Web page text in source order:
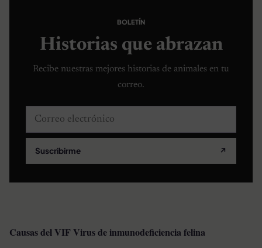
BOLETÍN
Historias que abrazan
Recibe nuestras mejores historias de animales en tu
correo.
Correo electrónico
Suscribirme ↗
Causas del VIF Virus de inmunodeficiencia felina